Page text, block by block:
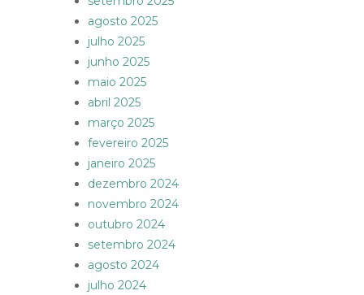
agosto 2025
julho 2025
junho 2025
maio 2025
abril 2025
março 2025
fevereiro 2025
janeiro 2025
dezembro 2024
novembro 2024
outubro 2024
setembro 2024
agosto 2024
julho 2024